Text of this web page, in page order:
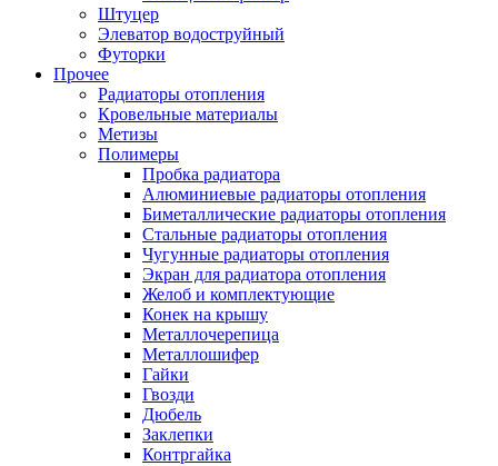
Штуцер
Элеватор водоструйный
Футорки
Прочее
Радиаторы отопления
Кровельные материалы
Метизы
Полимеры
Пробка радиатора
Алюминиевые радиаторы отопления
Биметаллические радиаторы отопления
Стальные радиаторы отопления
Чугунные радиаторы отопления
Экран для радиатора отопления
Желоб и комплектующие
Конек на крышу
Металлочерепица
Металлошифер
Гайки
Гвозди
Дюбель
Заклепки
Контргайка